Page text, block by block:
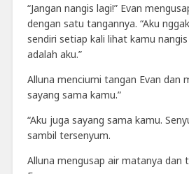
“Jangan nangis lagi!” Evan
dengan satu tangannya. “Aku
sendiri setiap kali lihat kamu
adalah aku.”
Alluna menciumi tangan Evan dan
sayang sama kamu.”
“Aku juga sayang sama kamu.
sambil tersenyum.
Alluna mengusap air matanya dan